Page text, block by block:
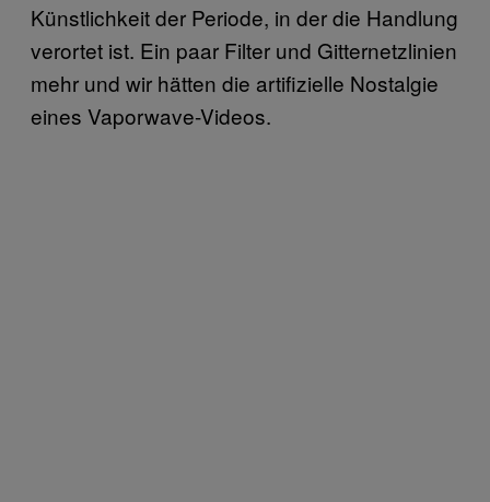
Künstlichkeit der Periode, in der die Handlung
verortet ist. Ein paar Filter und Gitternetzlinien
mehr und wir hätten die artifizielle Nostalgie
eines Vaporwave-Videos.